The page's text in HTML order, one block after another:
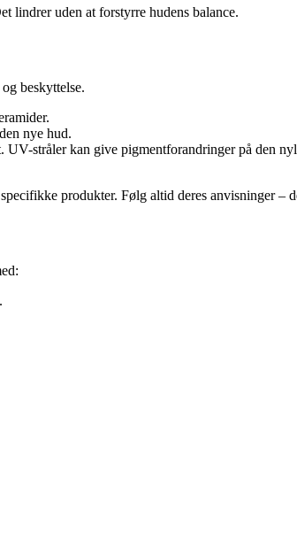
lindrer uden at forstyrre hudens balance.
beskyttelse.
nye hud.
stråler kan give pigmentforandringer på den
produkter. Følg altid deres anvisninger –